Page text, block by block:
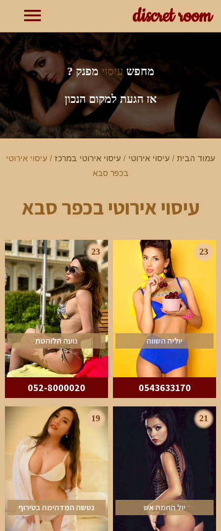
discret room
מחפש עיסוי מפנק ?
אז הגעת למקום הנכון
עמוד הבית / עיסוי אירוטי / עיסוי אירוטי במרכז / עיסוי אירוטי
בכפר סבא
עיסוי אירוטי בכפר סבא
23
יוליה השווה
0543633170
23
נועה הלוהטת
052-8000020
21
יול החמה אש
19
נטשה המדהימה בטירוף